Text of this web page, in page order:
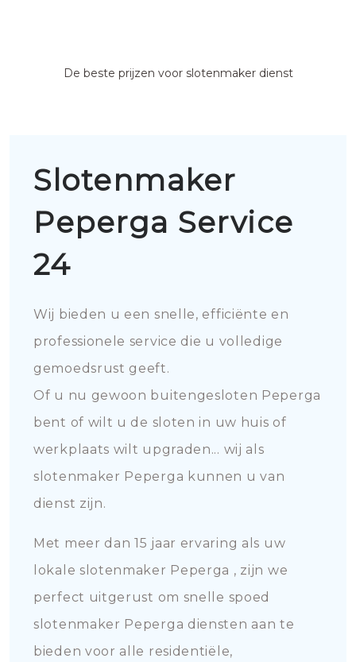
De beste prijzen voor slotenmaker dienst
Slotenmaker
Peperga Service
24
Wij bieden u een snelle, efficiënte en
professionele service die u volledige
gemoedsrust geeft.
Of u nu gewoon buitengesloten Peperga
bent of wilt u de sloten in uw huis of
werkplaats wilt upgraden... wij als
slotenmaker Peperga kunnen u van
dienst zijn.
Met meer dan 15 jaar ervaring als uw
lokale slotenmaker Peperga , zijn we
perfect uitgerust om snelle spoed
slotenmaker Peperga diensten aan te
bieden voor alle residentiële,